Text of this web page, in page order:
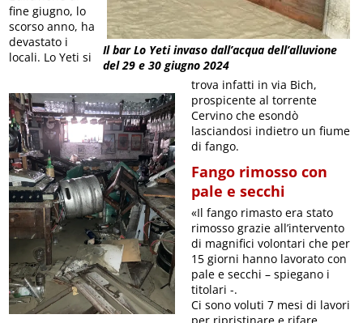
Il bar Lo Yeti invaso dall’acqua dell’alluvione
del 29 e 30 giugno 2024
fine giugno, lo
scorso anno, ha
devastato i
locali. Lo Yeti si
trova infatti in via Bich,
prospicente al torrente
Cervino che esondò
lasciandosi indietro un fiume
di fango.
Fango rimosso con
pale e secchi
«Il fango rimasto era stato
rimosso grazie all’intervento
di magnifici volontari che per
15 giorni hanno lavorato con
pale e secchi – spiegano i
titolari -.
Ci sono voluti 7 mesi di lavori
per ripristinare e rifare